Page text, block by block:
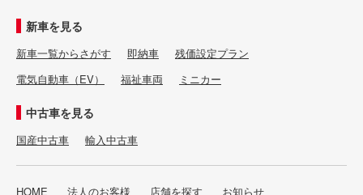
新車を見る
新車一覧からさがす 即納車
残価設定プラン
電気自動車（EV）
福祉車両 ミニカー
中古車を見る
国産中古車 輸入中古車
HOME 法人のお客様 店舗を探す お知らせ